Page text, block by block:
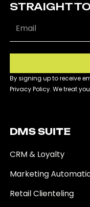
STRAIGHT
By signing up to receive
Privacy Policy. We treat
DMS SUITE​
CRM & Loyalty
Marketing
Retail Clienteling